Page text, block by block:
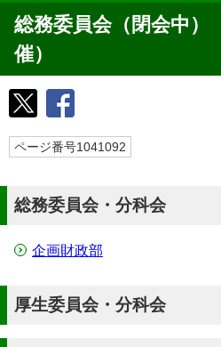
総務委員会（閉会中）
催）
ページ番号1041092
総務委員会・分科会
企画財政部
厚生委員会・分科会